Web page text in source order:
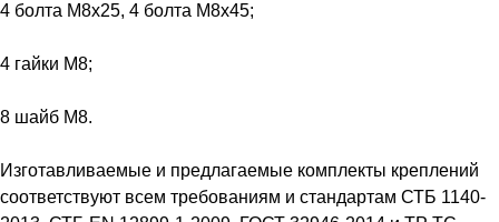
4 болта M8x25, 4 болта M8x45;
4 гайки M8;
8 шайб M8.
Изготавливаемые и предлагаемые комплекты креплений
соответствуют всем требованиям и стандартам СТБ 1140-